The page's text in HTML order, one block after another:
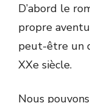
D’abord le
propre
peut-être un
XXe siècle.
Nous